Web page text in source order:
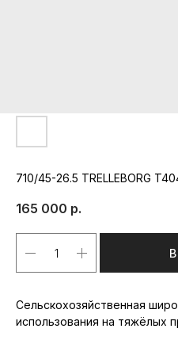
710/45-26.5 TRELLEBORG
165 000 р.
Cельскохозяйственная
использования на тяжёлых